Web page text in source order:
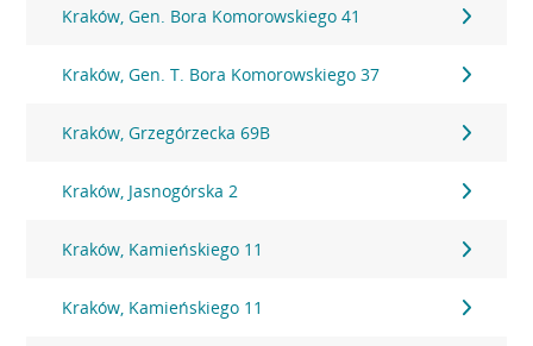
Kraków, Gen. Bora Komorowskiego 41
Kraków, Gen. T. Bora Komorowskiego 37
Kraków, Grzegórzecka 69B
Kraków, Jasnogórska 2
Kraków, Kamieńskiego 11
Kraków, Kamieńskiego 11